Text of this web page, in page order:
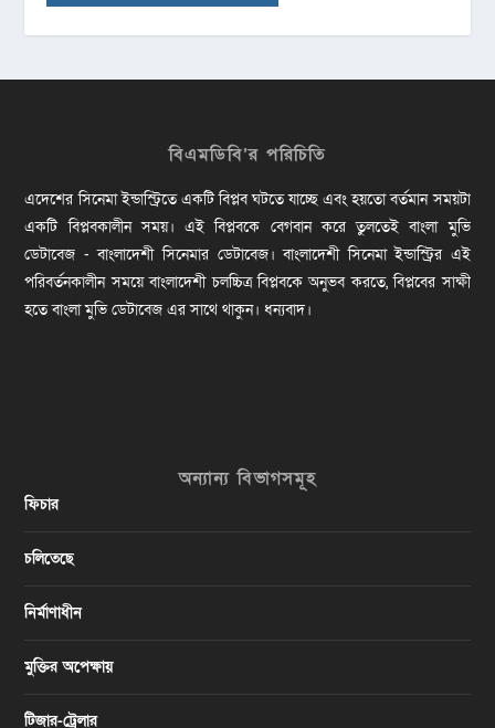
বিএমডিবি’র পরিচিতি
এদেশের সিনেমা ইন্ডাস্ট্রিতে একটি বিপ্লব ঘটতে যাচ্ছে এবং হয়তো বর্তমান সময়টা
একটি বিপ্লবকালীন সময়। এই বিপ্লবকে বেগবান করে তুলতেই বাংলা মুভি
ডেটাবেজ - বাংলাদেশী সিনেমার ডেটাবেজ। বাংলাদেশী সিনেমা ইন্ডাস্ট্রির এই
পরিবর্তনকালীন সময়ে বাংলাদেশী চলচ্চিত্র বিপ্লবকে অনুভব করতে, বিপ্লবের সাক্ষী
হতে বাংলা মুভি ডেটাবেজ এর সাথে থাকুন। ধন্যবাদ।
অন্যান্য বিভাগসমূহ
ফিচার
চলিতেছে
নির্মাণাধীন
মুক্তির অপেক্ষায়
টিজার-ট্রেলার